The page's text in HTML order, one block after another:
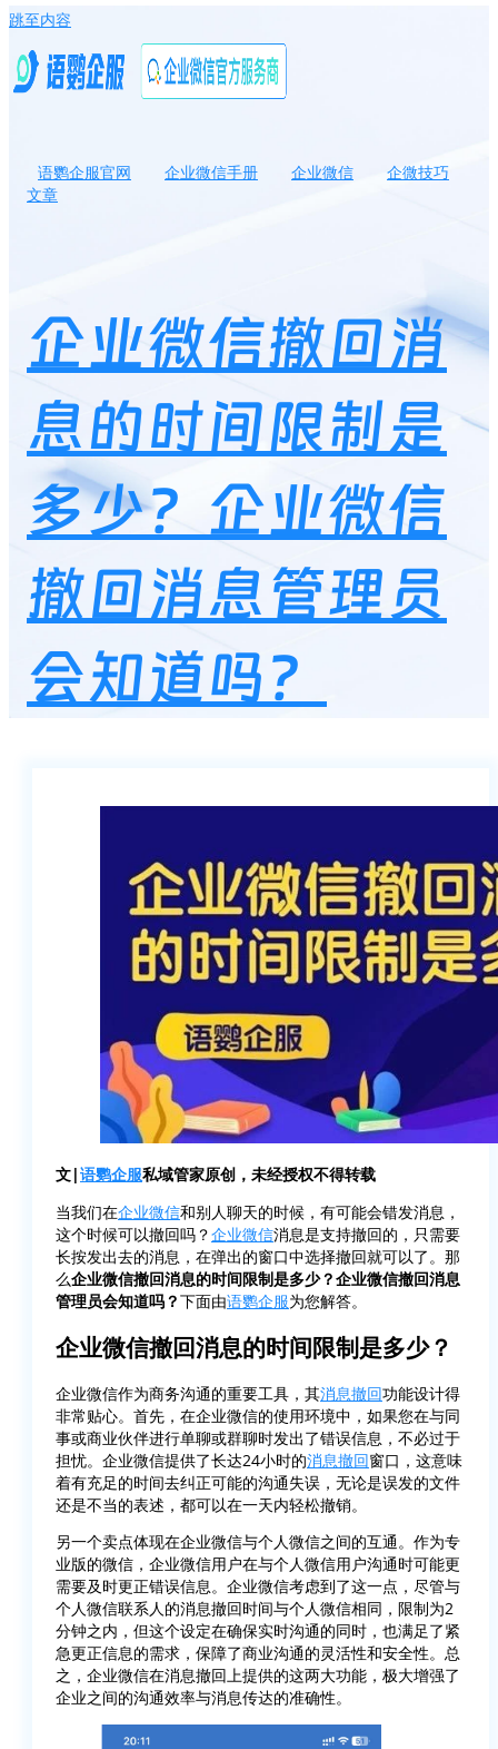
跳至内容
语鹦企服官网 企业微信手册 企业微信
企微技巧
文章
企业微信撤回消
息的时间限制是
多少？企业微信
撤回消息管理员
会知道吗？
文|语鹦企服私域管家原创，未经授权不得转载
当我们在企业微信和别人聊天的时候，有可能会错发消息，
这个时候可以撤回吗？企业微信消息是支持撤回的，只需要
长按发出去的消息，在弹出的窗口中选择撤回就可以了。那
么企业微信撤回消息的时间限制是多少？企业微信撤回消息
管理员会知道吗？下面由语鹦企服为您解答。
企业微信撤回消息的时间限制是多少？
企业微信作为商务沟通的重要工具，其消息撤回功能设计得
非常贴心。首先，在企业微信的使用环境中，如果您在与同
事或商业伙伴进行单聊或群聊时发出了错误信息，不必过于
担忧。企业微信提供了长达24小时的消息撤回窗口，这意味
着有充足的时间去纠正可能的沟通失误，无论是误发的文件
还是不当的表述，都可以在一天内轻松撤销。
另一个卖点体现在企业微信与个人微信之间的互通。作为专
业版的微信，企业微信用户在与个人微信用户沟通时可能更
需要及时更正错误信息。企业微信考虑到了这一点，尽管与
个人微信联系人的消息撤回时间与个人微信相同，限制为2
分钟之内，但这个设定在确保实时沟通的同时，也满足了紧
急更正信息的需求，保障了商业沟通的灵活性和安全性。总
之，企业微信在消息撤回上提供的这两大功能，极大增强了
企业之间的沟通效率与消息传达的准确性。